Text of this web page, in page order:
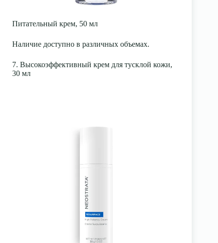
Питательный крем, 50 мл
Наличие доступно в различных объемах.
7. Высокоэффективный крем для тусклой кожи,
30 мл